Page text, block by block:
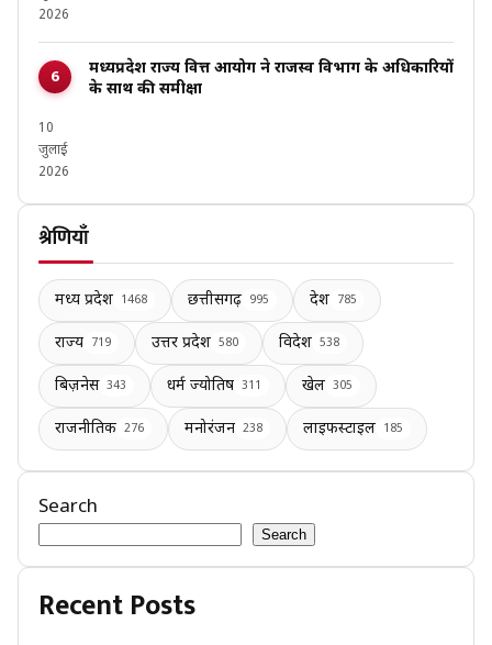
2026
मध्यप्रदेश राज्य वित्त आयोग ने राजस्व विभाग के अधिकारियों
के साथ की समीक्षा
10
जुलाई
2026
श्रेणियाँ
मध्य प्रदेश 1468 छत्तीसगढ़ 995 देश 785
राज्य 719 उत्तर प्रदेश 580 विदेश 538
बिज़नेस 343 धर्म ज्योतिष 311 खेल 305
राजनीतिक 276 मनोरंजन 238 लाइफस्टाइल 185
Search
Search
Recent Posts